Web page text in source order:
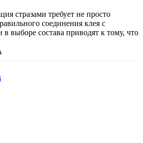
стразами требует не просто
соединения клея с
выборе состава приводят к тому, что